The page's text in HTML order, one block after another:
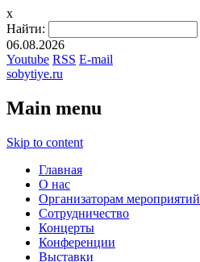
x
Найти:
06.08.2026
Youtube RSS E-mail
sobytiye.ru
Main menu
Skip to content
Главная
О нас
Организаторам мероприятий
Сотрудничество
Концерты
Конференции
Выставки